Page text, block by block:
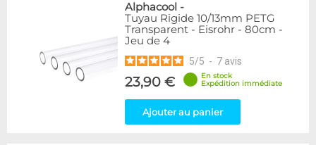
Alphacool -
Tuyau Rigide 10/13mm PETG
Transparent - Eisrohr - 80cm -
Jeu de 4
5/5 - 7 avis
23,90 €
En stock
Expédition immédiate
Ajouter au panier